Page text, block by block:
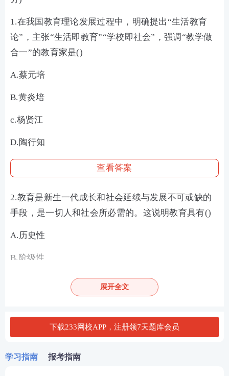
1.在我国教育理论发展过程中，明确提出“生活教育
论”，主张“生活即教育”“学校即社会”，强调“教学做
合一”的教育家是()
A.蔡元培
B.黄炎培
c.杨贤江
D.陶行知
查看答案
2.教育是新生一代成长和社会延续与发展不可或缺的
手段，是一切人和社会所必需的。这说明教育具有()
A.历史性
B.阶级性
查看答案
3.教育的生物起源论和心理起源论的共同点是()
展开全文
下载233网校APP，注册领7天题库会员
学习指南 报考指南